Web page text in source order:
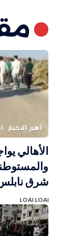
أهم الاخبار
الأهالي
شرق
LOAI LOAI